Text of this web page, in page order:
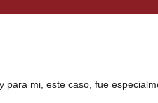
para mi, este caso, fue